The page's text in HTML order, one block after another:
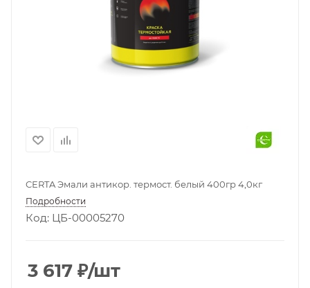
CERTA Эмали антикор. термост. белый 400гр 4,0кг
Подробности
Код: ЦБ-00005270
3 617 ₽/шт